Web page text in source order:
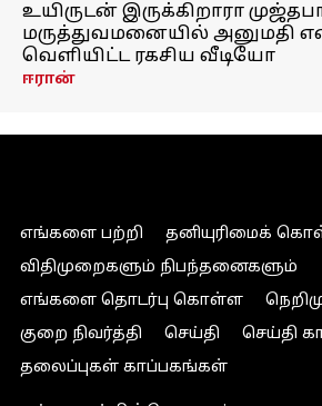
உயிருடன் இருக்கிறாரா
மருத்துவமனையில் அனுமதி
வெளியிட்ட ரகசிய வீடியோ
ஈரான்
எங்களை பற்றி
தனியுரிமைக்
விதிமுறைகளும் நிபந்தனைகளும்
எங்களை தொடர்பு கொள்ள
குறை நிவர்த்தி
செய்தி
செய்தி
தலைப்புகள் காப்பகங்கள்